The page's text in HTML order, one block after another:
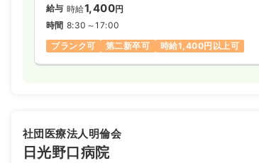
給与 時給1,400円
時間 8:30～17:00
ブランク可
第二新卒可 時給1,400円以上可
社団医療法人明倫会
日光野口病院